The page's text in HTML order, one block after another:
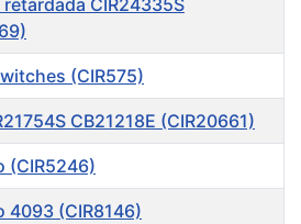
CIR24335S
(CIR575)
CB21218E (CIR20661)
(CIR5246)
4093 (CIR8146)